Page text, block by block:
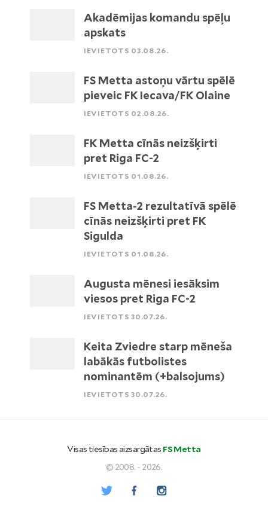
Akadēmijas komandu spēļu
apskats
IEVIETOTS 03.08.26.
FS Metta astoņu vārtu spēlē
pieveic FK Iecava/FK Olaine
IEVIETOTS 02.08.26.
FK Metta cīnās neizšķirti
pret Riga FC-2
IEVIETOTS 01.08.26.
FS Metta-2 rezultatīvā spēlē
cīnās neizšķirti pret FK
Sigulda
IEVIETOTS 01.08.26.
Augusta mēnesi iesāksim
viesos pret Riga FC-2
IEVIETOTS 30.07.26.
Keita Zviedre starp mēneša
labākās futbolistes
nominantēm (+balsojums)
IEVIETOTS 30.07.26.
Visas tiesības aizsargātas FS Metta
© 2008. - 2026.